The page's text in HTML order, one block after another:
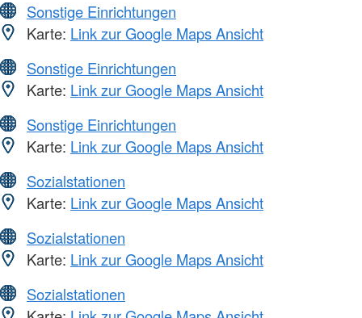
Sonstige Einrichtungen
Karte: Link zur Google Maps Ansicht
Sonstige Einrichtungen
Karte: Link zur Google Maps Ansicht
Sonstige Einrichtungen
Karte: Link zur Google Maps Ansicht
Sozialstationen
Karte: Link zur Google Maps Ansicht
Sozialstationen
Karte: Link zur Google Maps Ansicht
Sozialstationen